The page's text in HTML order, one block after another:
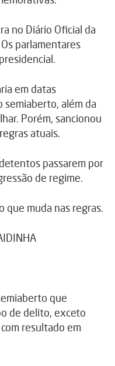
no Diário Oficial da
parlamentares
em datas
semiaberto, além da
Porém, sancionou
atuais.
passarem por
de regime.
que muda nas regras.
que
de delito, exceto
resultado em